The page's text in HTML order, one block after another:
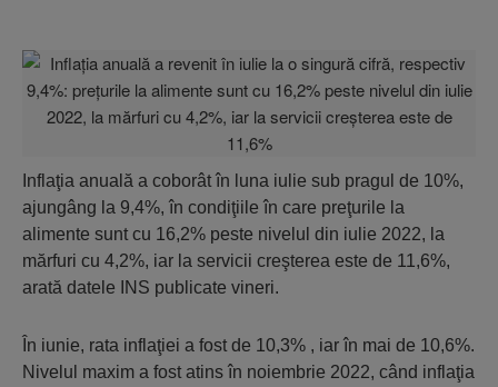
Inflaţia anuală a coborât în luna iulie sub pragul de 10%,
ajungâng la 9,4%, în condiţiile în care preţurile la
alimente sunt cu 16,2% peste nivelul din iulie 2022, la
mărfuri cu 4,2%, iar la servicii creşterea este de 11,6%,
arată datele INS publicate vineri.
În iunie, rata inflaţiei a fost de 10,3% , iar în mai de 10,6%.
Nivelul maxim a fost atins în noiembrie 2022, când inflaţia